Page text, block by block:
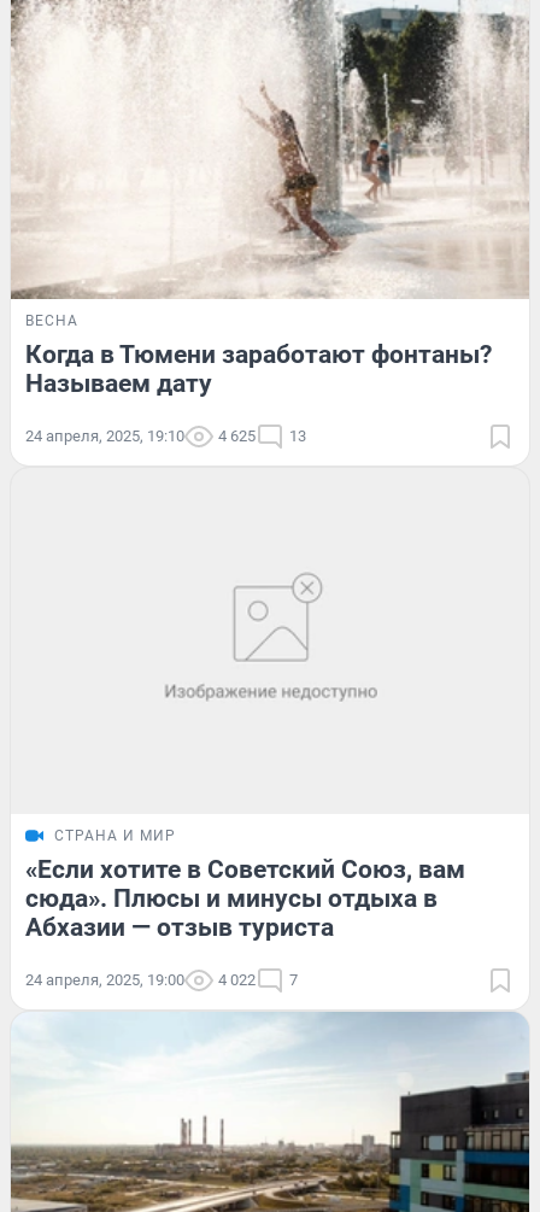
ВЕСНА
Когда в Тюмени заработают фонтаны?
Называем дату
24 апреля, 2025, 19:10 4 625 13
СТРАНА И МИР
«Если хотите в Советский Союз, вам
сюда». Плюсы и минусы отдыха в
Абхазии — отзыв туриста
24 апреля, 2025, 19:00 4 022 7